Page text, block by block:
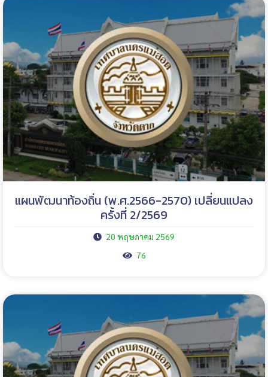
แผนพัฒนาท้องถิ่น (พ.ศ.2566-2570) เปลี่ยนแปลง
ครั้งที่ 2/2569
20 พฤษภาคม 2569
76